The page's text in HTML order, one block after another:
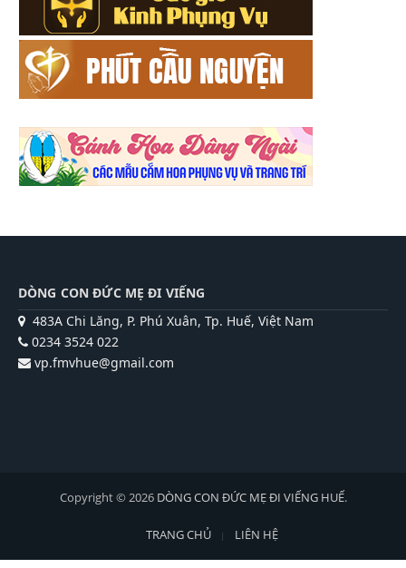
DÒNG CON ĐỨC MẸ ĐI VIẾNG
483A Chi Lăng, P. Phú Xuân, Tp. Huế, Việt Nam
0234 3524 022
vp.fmvhue@gmail.com
Copyright © 2026 DÒNG CON ĐỨC MẸ ĐI VIẾNG HUẾ.
TRANG CHỦ LIÊN HỆ